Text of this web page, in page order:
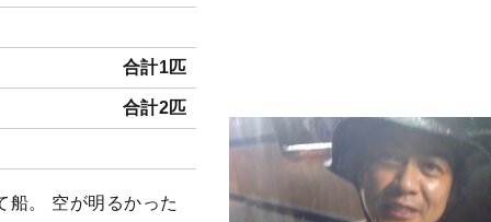
合計1匹
合計2匹
船。 空が明るかった